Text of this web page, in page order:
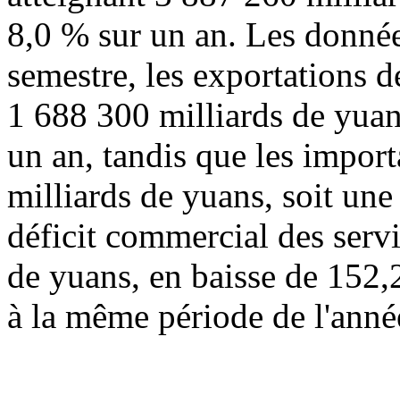
8,0 % sur un an. Les
semestre, les exportations
1 688 300 milliards de
un an, tandis que les
milliards de yuans, soit
déficit commercial des
de yuans, en baisse de
à la même période de